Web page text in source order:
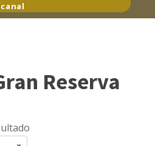
canal
Reserva